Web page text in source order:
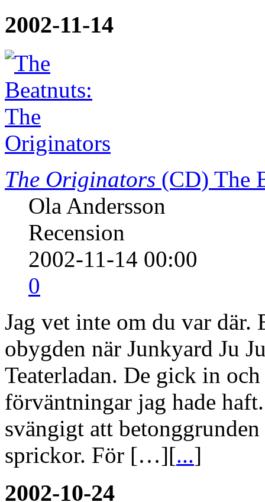
2002-11-14
The Originators (CD) The
Ola Andersson
Recension
2002-11-14 00:00
0
Jag vet inte om du var
obygden när Junkyard Ju
Teaterladan. De gick in
förväntningar jag hade
svängigt att
sprickor. För […][...]
2002-10-24